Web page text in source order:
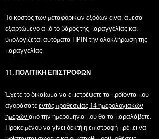
Το κόστος των μεταφορικών εξόδων είναι άμεσα
εξαρτώμενο από το βάρος της παραγγελίας και
υπολογίζεται αυτόματα ΠΡΙΝ την ολοκλήρωση της
παραγγελίας.
11. ΠΟΛΙΤΙΚΗ ΕΠΙΣΤΡΟΦΩΝ
Έχετε το δικαίωμα να επιστρέψετε τα προϊόντα που
αγοράσατε εντός προθεσμίας 14 ημερολογιακών
ημερών από την ημερομηνία που θα τα παραλάβετε.
Προκειμένου να γίνει δεκτή η επιστροφή πρέπει να